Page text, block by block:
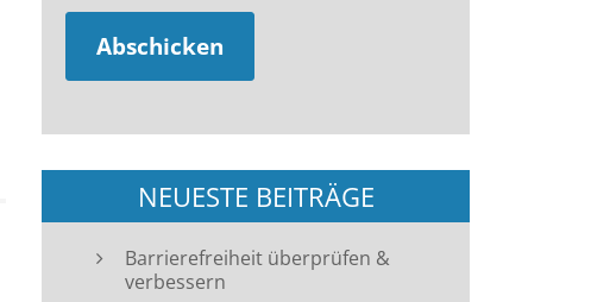
NEUESTE BEITRÄGE
Barrierefreiheit überprüfen &
verbessern